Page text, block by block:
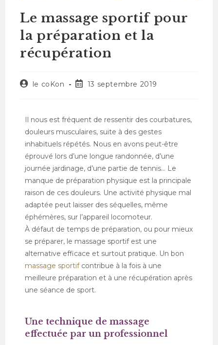
Le massage sportif pour
la préparation et la
récupération
le coKon 13 septembre 2019
Il nous est fréquent de ressentir des courbatures,
douleurs musculaires, suite à des gestes
inhabituels répétés. Nous en avons peut-être
éprouvé lors d’une longue randonnée, d’une
journée jardinage, d’une partie de tennis… Le
manque de préparation physique est la principale
raison de ces douleurs. Une activité physique mal
adaptée peut laisser des séquelles, même
éphémères, sur l’appareil locomoteur.
À défaut de temps de préparation, ou pour mieux
se préparer, le massage sportif est une
alternative efficace et surtout pratique. Un bon
massage sportifcontribue à la fois à une
meilleure préparation et à une récupération après
une séance de sport.
Une technique de massage
effectuée par un professionnel